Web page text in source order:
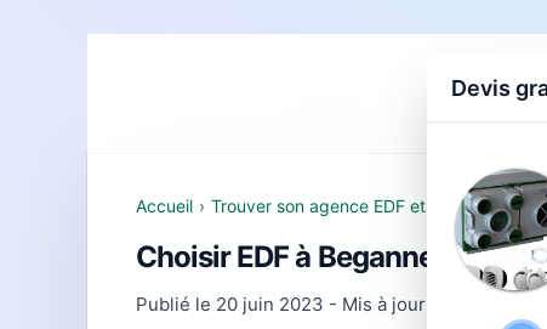
Accueil
Accueil › Trouver son agence EDF et comprendre
Choisir EDF à Beganne :
Publié le 20 juin 2023 - Mis à jour le
Devis